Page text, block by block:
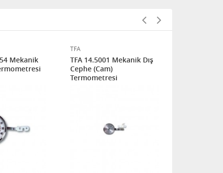
Mekanik
TFA
TFA 14.5001 Mekanik Dış
Cephe (Cam)
Termometresi